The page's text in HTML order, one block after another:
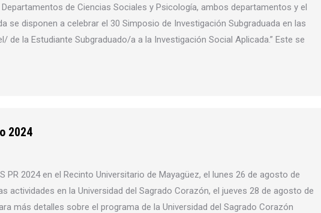
de Ciencias Sociales y Psicología, ambos departamentos y el
se disponen a celebrar el 30 Simposio de Investigación Subgraduada en las
de la Estudiante Subgraduado/a a la Investigación Social Aplicada.” Este se
2024
PR 2024 en el Recinto Universitario de Mayagüez, el lunes 26 de agosto de
actividades en la Universidad del Sagrado Corazón, el jueves 28 de agosto de
más detalles sobre el programa de la Universidad del Sagrado Corazón